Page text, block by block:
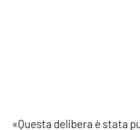
«Questa delibera è stata